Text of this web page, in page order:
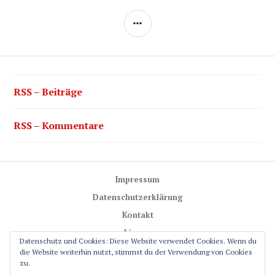
SEITENLEISTE
RSS – Beiträge
RSS – Kommentare
Impressum
Datenschutzerklärung
Kontakt
Lizenz
Trail-Rules
Datenschutz und Cookies: Diese Website verwendet Cookies. Wenn du
die Website weiterhin nutzt, stimmst du der Verwendung von Cookies
zu.